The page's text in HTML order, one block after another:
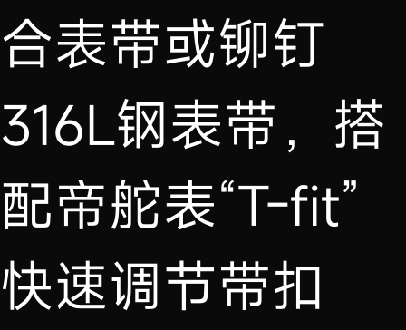
合表带或铆钉
316L钢表带，搭
配帝舵表“T-fit”
快速调节带扣